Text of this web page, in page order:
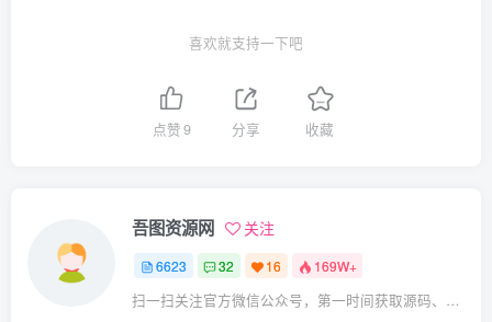
喜欢就支持一下吧
点赞9 分享 收藏
吾图资源网 关注
6623 32 16 169W+
扫一扫关注官方微信公众号，第一时间获取源码、网赚项目资源教程，自媒体等知识干货，让互联网创业赚钱更简单。